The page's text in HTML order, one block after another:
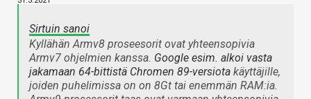
Sirtuin sanoi
Kyllähän Armv8 proseesorit ovat yhteensopivia
Armv7 ohjelmien kanssa. Google esim. alkoi vasta
jakamaan 64-bittistä Chromen 89-versiota käyttäjille,
joiden puhelimissa on on 8Gt tai enemmän RAM:ia.